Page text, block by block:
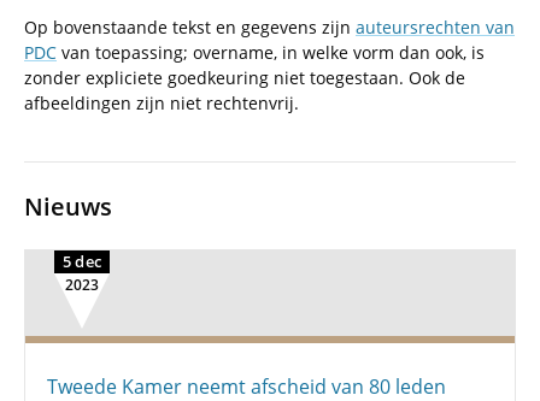
Op bovenstaande tekst en gegevens zijn auteursrechten van
PDC van toepassing; overname, in welke vorm dan ook, is
zonder expliciete goedkeuring niet toegestaan. Ook de
afbeeldingen zijn niet rechtenvrij.
Nieuws
5 dec
2023
Tweede Kamer neemt afscheid van 80 leden